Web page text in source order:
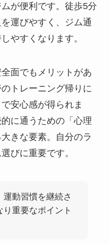
が便利です。徒歩5分
運びやすく、ジム通
やすくなります。
面でもメリットがあ
トレーニング帰りに
安心感が得られま
に通うための「心理
きな要素。自分のラ
びに重要です。
動習慣を継続さ
重要なポイント